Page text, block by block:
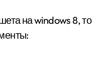
на windows 8, то